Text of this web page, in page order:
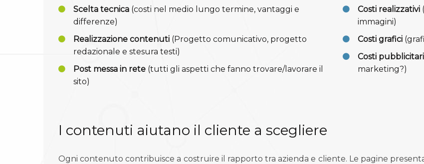
Scelta tecnica (costi nel medio lungo termine, vantaggi e
differenze)
Realizzazione contenuti (Progetto comunicativo, progetto
redazionale e stesura testi)
Post messa in rete (tutti gli aspetti che fanno trovare/lavorare il
sito)
Costi realizzativi
immagini)
Costi grafici
Costi pubblicitari
marketing?)
I contenuti aiutano il cliente a scegliere
Ogni contenuto contribuisce a costruire il rapporto tra azienda e cliente. Le pagine